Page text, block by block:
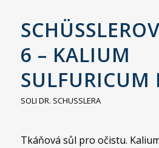
6 – KALIUM
SULFURICUM
SOLI DR. SCHUSSLERA
Tkáňová sůl pro očistu.